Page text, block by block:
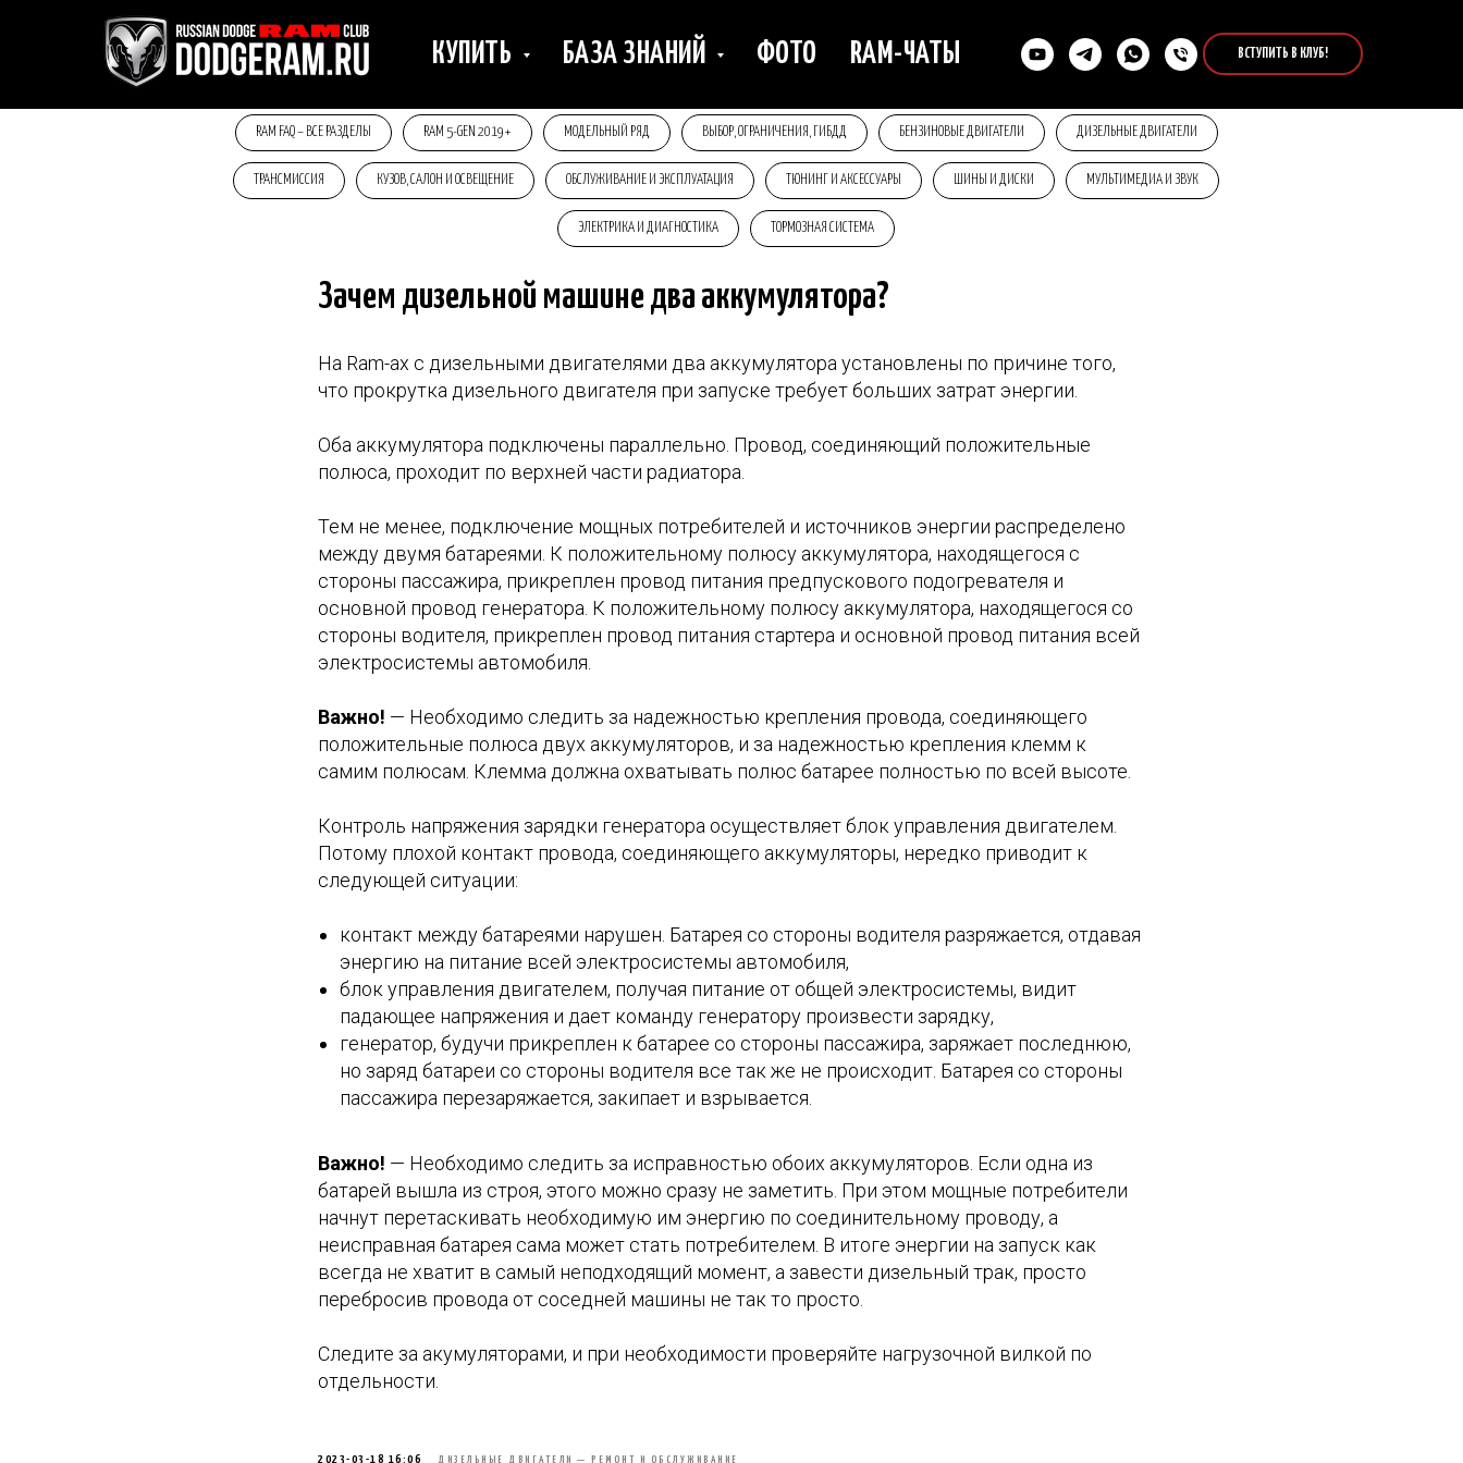
КУПИТЬ БАЗА ЗНАНИЙ ФОТО RAM-ЧАТЫ ВСТУПИТЬ В КЛУБ!
RAM FAQ – ВСЕ РАЗДЕЛЫ RAM 5-GEN 2019+ МОДЕЛЬНЫЙ РЯД ВЫБОР, ОГРАНИЧЕНИЯ, ГИБДД БЕНЗИНОВЫЕ ДВИГАТЕЛИ ДИЗЕЛЬНЫЕ ДВИГАТЕЛИ
ТРАНСМИССИЯ КУЗОВ, САЛОН И ОСВЕЩЕНИЕ ОБСЛУЖИВАНИЕ И ЭКСПЛУАТАЦИЯ ТЮНИНГ И АКСЕССУАРЫ ШИНЫ И ДИСКИ МУЛЬТИМЕДИА И ЗВУК
ЭЛЕКТРИКА И ДИАГНОСТИКА ТОРМОЗНАЯ СИСТЕМА
Зачем дизельной машине два аккумулятора?
На Ram-ах с дизельными двигателями два аккумулятора установлены по причине того,
что прокрутка дизельного двигателя при запуске требует больших затрат энергии.
Оба аккумулятора подключены параллельно. Провод, соединяющий положительные
полюса, проходит по верхней части радиатора.
Тем не менее, подключение мощных потребителей и источников энергии распределено
между двумя батареями. К положительному полюсу аккумулятора, находящегося с
стороны пассажира, прикреплен провод питания предпускового подогревателя и
основной провод генератора. К положительному полюсу аккумулятора, находящегося со
стороны водителя, прикреплен провод питания стартера и основной провод питания всей
электросистемы автомобиля.
Важно! — Необходимо следить за надежностью крепления провода, соединяющего
положительные полюса двух аккумуляторов, и за надежностью крепления клемм к
самим полюсам. Клемма должна охватывать полюс батарее полностью по всей высоте.
Контроль напряжения зарядки генератора осуществляет блок управления двигателем.
Потому плохой контакт провода, соединяющего аккумуляторы, нередко приводит к
следующей ситуации:
контакт между батареями нарушен. Батарея со стороны водителя разряжается, отдавая
энергию на питание всей электросистемы автомобиля,
блок управления двигателем, получая питание от общей электросистемы, видит
падающее напряжения и дает команду генератору произвести зарядку,
генератор, будучи прикреплен к батарее со стороны пассажира, заряжает последнюю,
но заряд батареи со стороны водителя все так же не происходит. Батарея со стороны
пассажира перезаряжается, закипает и взрывается.
Важно! — Необходимо следить за исправностью обоих аккумуляторов. Если одна из
батарей вышла из строя, этого можно сразу не заметить. При этом мощные потребители
начнут перетаскивать необходимую им энергию по соединительному проводу, а
неисправная батарея сама может стать потребителем. В итоге энергии на запуск как
всегда не хватит в самый неподходящий момент, а завести дизельный трак, просто
перебросив провода от соседней машины не так то просто.
Следите за акумуляторами, и при необходимости проверяйте нагрузочной вилкой по
отдельности.
2023-03-18 16:06 ДИЗЕЛЬНЫЕ ДВИГАТЕЛИ — РЕМОНТ И ОБСЛУЖИВАНИЕ